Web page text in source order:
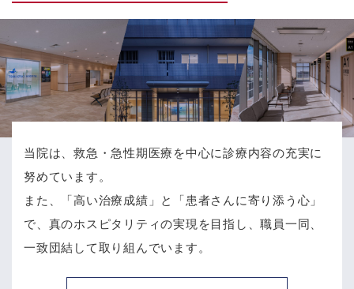
当院は、救急・急性期医療を中心に診療内容の充実に
努めています。
また、「高い治療成績」と「患者さんに寄り添う心」
で、 真のホスピタリティの実現を目指し、職員一同、
一致団結して取り組んでいます。